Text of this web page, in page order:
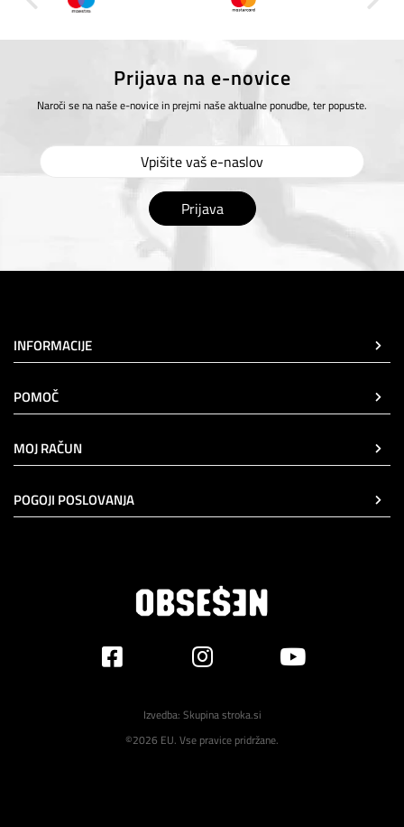
Prijava na e-novice
Naroči se na naše e-novice in prejmi naše aktualne ponudbe, ter popuste.
Prijava
INFORMACIJE
POMOČ
MOJ RAČUN
POGOJI POSLOVANJA
Izvedba: Skupina stroka.si
©2026 EU. Vse pravice pridržane.